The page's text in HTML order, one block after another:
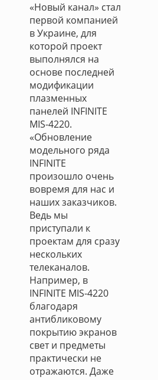
«Новый канал» стал
первой компанией
в Украине, для
которой проект
выполнялся на
основе последней
модификации
плазменных
панелей INFINITE
MIS-4220.
«Обновление
модельного ряда
INFINITE
произошло очень
вовремя для нас и
наших заказчиков.
Ведь мы
приступали к
проектам для сразу
нескольких
телеканалов.
Например, в
INFINITE MIS-4220
благодаря
антибликовому
покрытию экранов
свет и предметы
практически не
отражаются. Даже